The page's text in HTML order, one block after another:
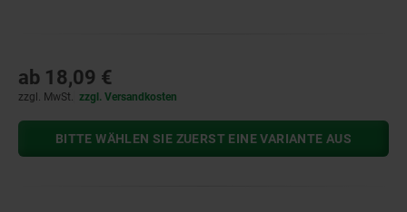
ab 18,09 €
zzgl. MwSt. zzgl. Versandkosten
BITTE WÄHLEN SIE ZUERST EINE VARIANTE AUS